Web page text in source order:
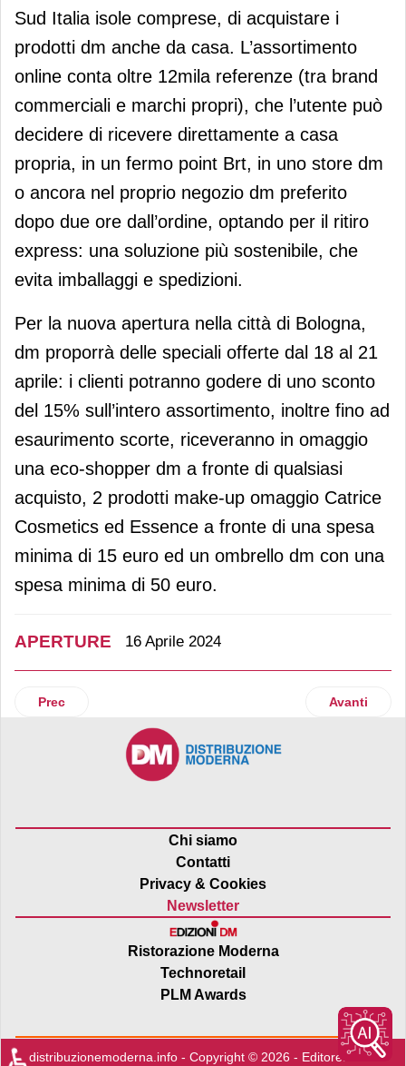
Sud Italia isole comprese, di acquistare i
prodotti dm anche da casa. L’assortimento
online conta oltre 12mila referenze (tra brand
commerciali e marchi propri), che l’utente può
decidere di ricevere direttamente a casa
propria, in un fermo point Brt, in uno store dm
o ancora nel proprio negozio dm preferito
dopo due ore dall’ordine, optando per il ritiro
express: una soluzione più sostenibile, che
evita imballaggi e spedizioni.
Per la nuova apertura nella città di Bologna,
dm proporrà delle speciali offerte dal 18 al 21
aprile: i clienti potranno godere di uno sconto
del 15% sull’intero assortimento, inoltre fino ad
esaurimento scorte, riceveranno in omaggio
una eco-shopper dm a fronte di qualsiasi
acquisto, 2 prodotti make-up omaggio Catrice
Cosmetics ed Essence a fronte di una spesa
minima di 15 euro ed un ombrello dm con una
spesa minima di 50 euro.
APERTURE 16 Aprile 2024
Articolo precedente: Tuttigiorni apre il secondo punto
Prec Articolo
Avanti
Chi siamo
Contatti
Privacy & Cookies
Newsletter
Ristorazione Moderna
Technoretail
PLM Awards
distribuzionemoderna.info - Copyright © 2026 - Editore:Edra